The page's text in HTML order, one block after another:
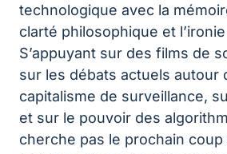
technologique avec la
clarté philosophique et
S’appuyant sur des films de
sur les débats actuels autour
capitalisme de surveillance,
et sur le pouvoir des
cherche pas le prochain coup